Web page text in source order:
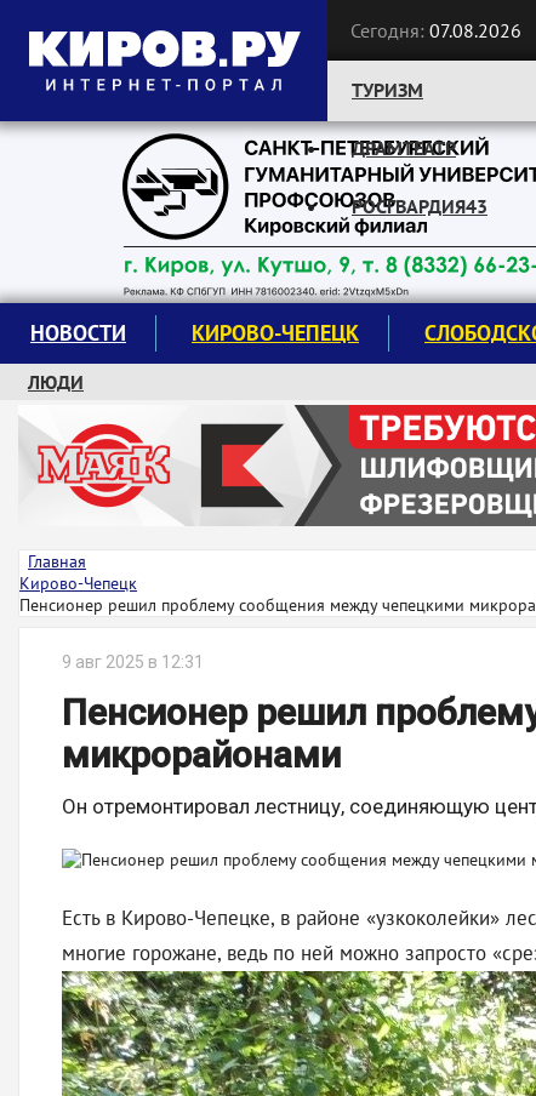
Сегодня: 07.08.2026
Следите за новостями:
ТУРИЗМ
ДРАМТЕАТР
РОСГВАРДИЯ43
НОВОСТИ КИРОВО-ЧЕПЕЦК
ЛЮДИ
КРУЖКИ И СЕКЦИИ
ЗАВОДУ "МАЯК" 85 ЛЕТ
ЭКОЛОГИЯ
Главная
Кирово-Чепецк
Пенсионер решил проблему сообщения между чепецкими
9 авг 2025 в 12:31
Пенсионер решил
микрорайонами
Он отремонтировал лестницу, соединяющую
Есть в Кирово-Чепецке, в районе «узкоколейки»
многие горожане, ведь по ней можно запросто